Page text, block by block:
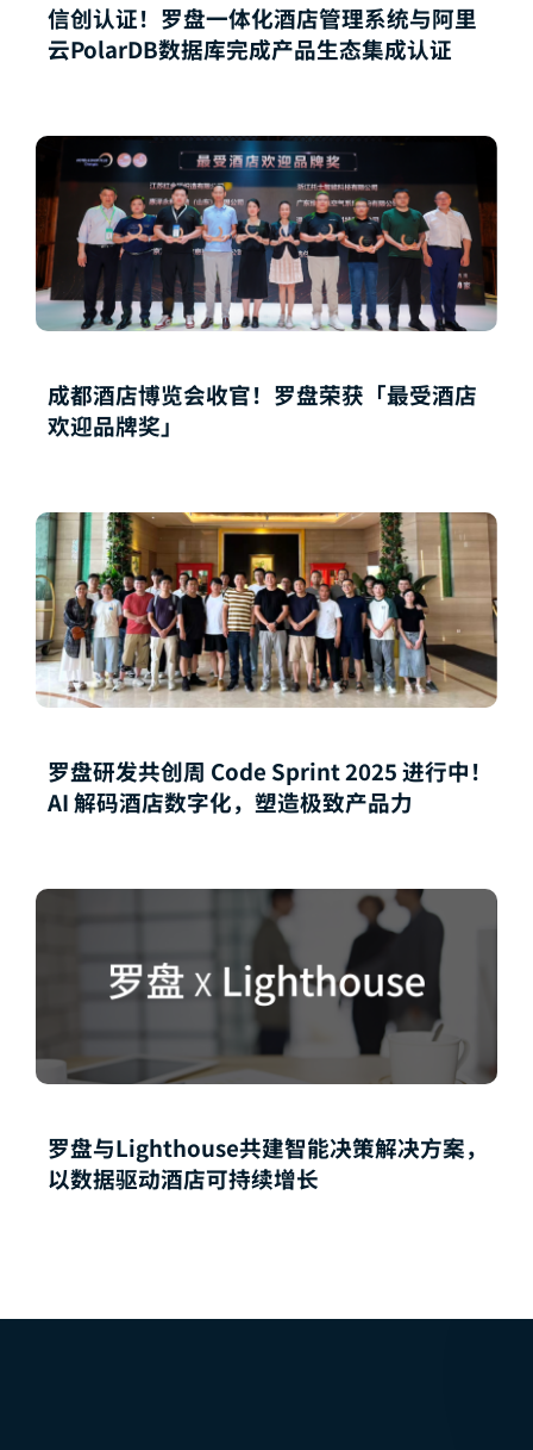
信创认证！罗盘一体化酒店管理系统与阿里
云PolarDB数据库完成产品生态集成认证
成都酒店博览会收官！罗盘荣获「最受酒店
欢迎品牌奖」
罗盘研发共创周 Code Sprint 2025 进行中！
AI 解码酒店数字化，塑造极致产品力
罗盘与Lighthouse共建智能决策解决方案，
以数据驱动酒店可持续增长